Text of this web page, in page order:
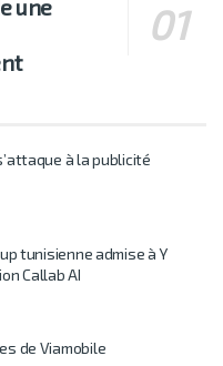
une
à la publicité
tunisienne admise à Y
Callab AI
de Viamobile